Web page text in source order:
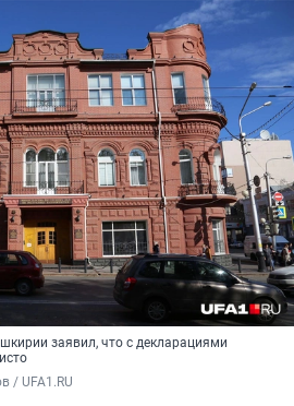
заявил, что с декларациями
/ UFA1.RU